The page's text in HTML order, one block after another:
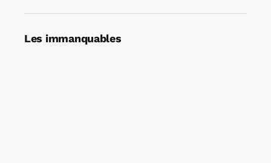
Les immanquables